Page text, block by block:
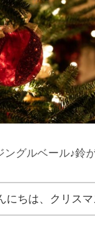
ングルベール♪鈴
にちは、クリスマ